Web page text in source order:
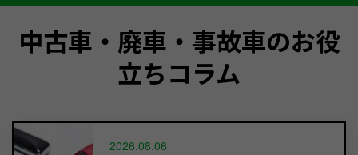
中古車・廃車・事故車のお役
立ちコラム
2026.08.06